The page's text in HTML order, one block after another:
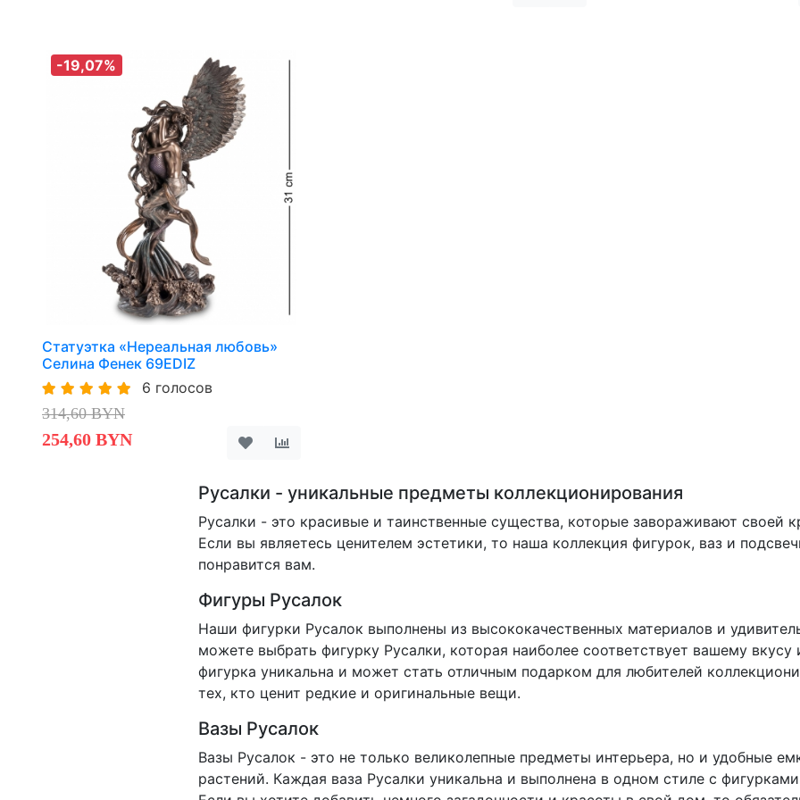
-19,07%
Статуэтка «Нереальная любовь»
Селина Фенек 69EDIZ
6 голосов
314,60 BYN
254,60 BYN
Русалки - уникальные предметы коллекционирования
Русалки - это красивые и таинственные существа, которые завораживают своей
Если вы являетесь ценителем эстетики, то наша коллекция фигурок, ваз и
понравится вам.
Фигуры Русалок
Наши фигурки Русалок выполнены из высококачественных материалов и
можете выбрать фигурку Русалки, которая наиболее соответствует вашему вкусу
фигурка уникальна и может стать отличным подарком для любителей
тех, кто ценит редкие и оригинальные вещи.
Вазы Русалок
Вазы Русалок - это не только великолепные предметы интерьера, но и удобные
растений. Каждая ваза Русалки уникальна и выполнена в одном стиле с